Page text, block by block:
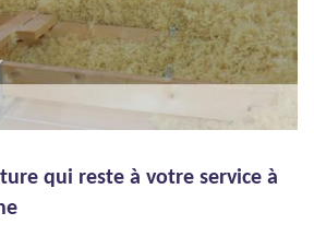
qui reste à votre service à